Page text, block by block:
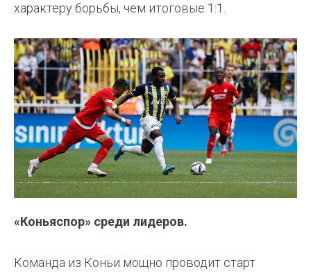
характеру борьбы, чем итоговые 1:1.
«Коньяспор» среди лидеров.
Команда из Коньи мощно проводит старт